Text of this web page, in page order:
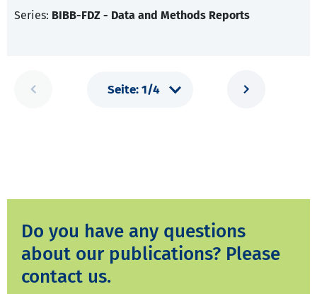
Series: BIBB-FDZ - Data and Methods Reports
Do you have any questions
about our publications? Please
contact us.